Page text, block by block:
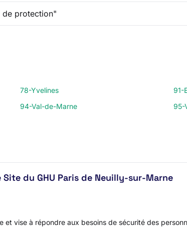
78-Yvelines
91-
94-Val-de-Marne 95-
du GHU Paris de Neuilly-sur-Marne
vise à répondre aux besoins de sécurité des